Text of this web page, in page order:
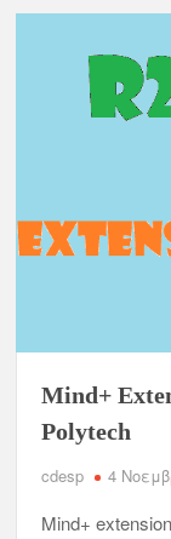
Mind+
Polytech
cdesp 4
Mind+